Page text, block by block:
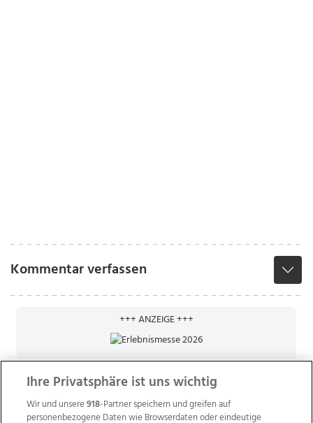
Kommentar verfassen
+++ ANZEIGE +++
Ihre Privatsphäre ist uns wichtig
Wir und unsere918-Partner speichern und greifen auf
personenbezogene Daten wie Browserdaten oder eindeutige